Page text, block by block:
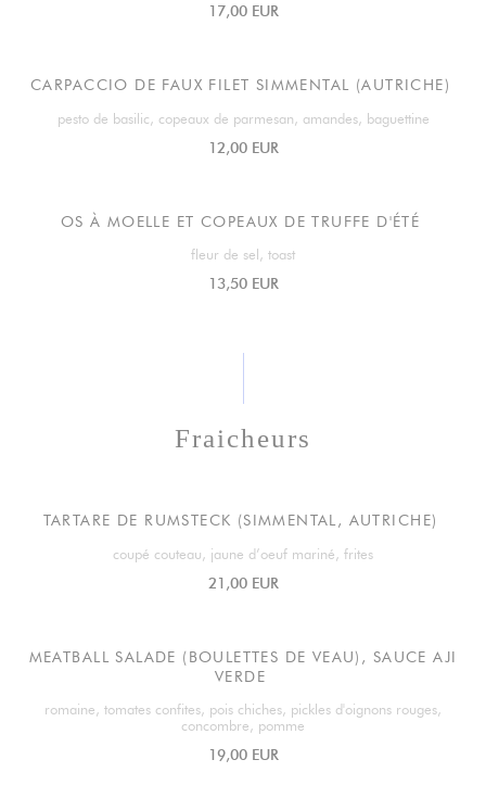
17,00 EUR
CARPACCIO DE FAUX FILET SIMMENTAL (AUTRICHE)
pesto de basilic, copeaux de parmesan, amandes, baguettine
12,00 EUR
OS À MOELLE ET COPEAUX DE TRUFFE D'ÉTÉ
fleur de sel, toast
13,50 EUR
Fraicheurs
TARTARE DE RUMSTECK (SIMMENTAL, AUTRICHE)
coupé couteau, jaune d’oeuf mariné, frites
21,00 EUR
MEATBALL SALADE (BOULETTES DE VEAU), SAUCE AJI
VERDE
romaine, tomates confites, pois chiches, pickles d'oignons rouges,
concombre, pomme
19,00 EUR